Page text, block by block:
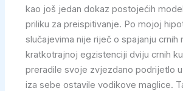
kao još jedan dokaz postojećih
priliku za preispitivanje. Po mojoj
slučajevima nije riječ o spajanju crnih
kratkotrajnoj egzistenciji dviju crnih
preradile svoje zvjezdano podrijetlo
iza sebe ostavile vodikove maglice.